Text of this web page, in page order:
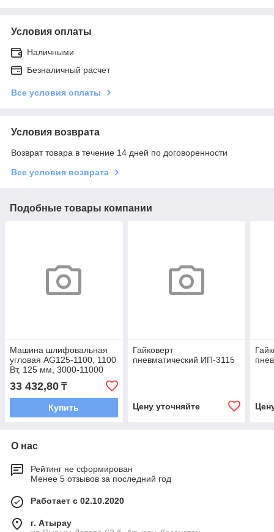
Условия оплаты
Наличными
Безналичный расчет
Все условия оплаты
Условия возврата
Возврат товара в течение 14 дней по договоренности
Все условия возврата
Подобные товары компании
Машина шлифовальная
угловая AG125-1100, 1100
Вт, 125 мм, 3000-11000
33 432,80 ₸
Купить
Гайковерт
пневматический ИП-3115
Цену уточняйте
О нас
Рейтинг не сформирован
Менее 5 отзывов за последний год
Работает с 02.10.2020
г. Атырау